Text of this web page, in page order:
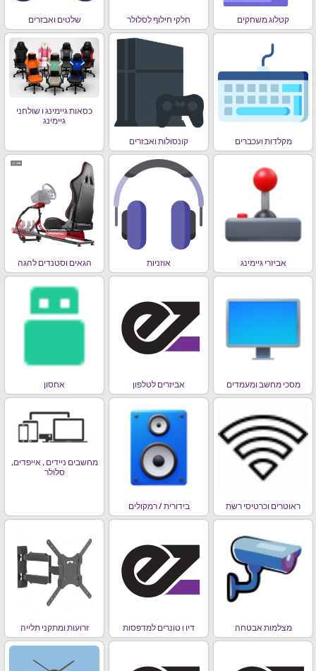
קטלוג משחקים חלקי חילוף לסלולר שלטים ואבזרים
מקלדות ועכברים קונסולות ואבזרים
כסאות גיימינג ו שולחני
גיימינג
אביזרי גיימינג אוזניות הגאים וסטנדים להגה
מסכי מחשב ומעמדים אביזרים לטלפון אחסון
ראוטרים וכרטיסי רשת בידורית / רמקולים
מחשבים ניידים , אייפדים,
סלולר
מצלמות אבטחה דיו ו טונרים למדפסות זרועות ומתקני תלייה